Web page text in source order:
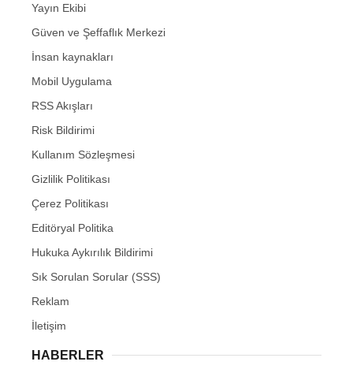
Yayın Ekibi
Güven ve Şeffaflık Merkezi
İnsan kaynakları
Mobil Uygulama
RSS Akışları
Risk Bildirimi
Kullanım Sözleşmesi
Gizlilik Politikası
Çerez Politikası
Editöryal Politika
Hukuka Aykırılık Bildirimi
Sık Sorulan Sorular (SSS)
Reklam
İletişim
HABERLER